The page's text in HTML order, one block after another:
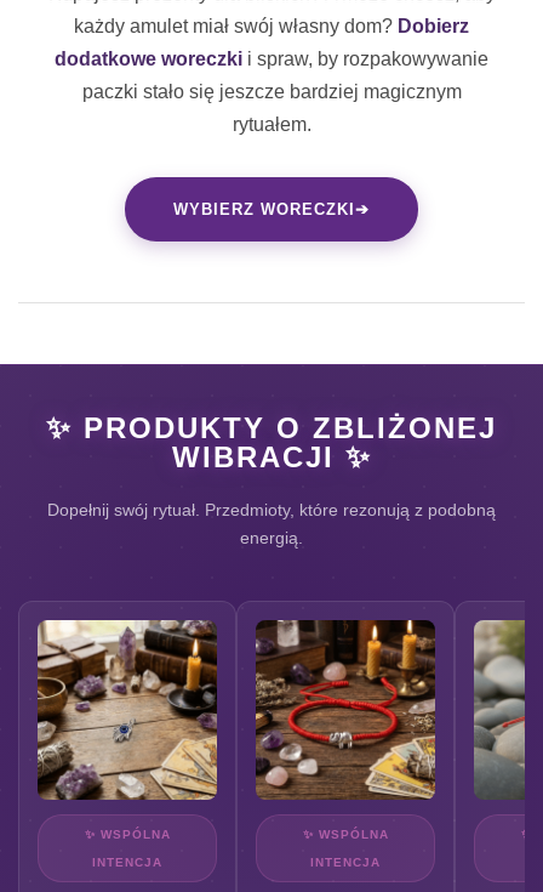
każdy amulet miał swój własny dom? Dobierz
dodatkowe woreczki i spraw, by rozpakowywanie
paczki stało się jeszcze bardziej magicznym
rytuałem.
WYBIERZ WORECZKI ➔
✨ PRODUKTY O ZBLIŻONEJ
WIBRACJI ✨
Dopełnij swój rytuał. Przedmioty, które rezonują z podobną
energią.
✨ WSPÓLNA
INTENCJA
✨ WSPÓLNA
INTENCJA
✨